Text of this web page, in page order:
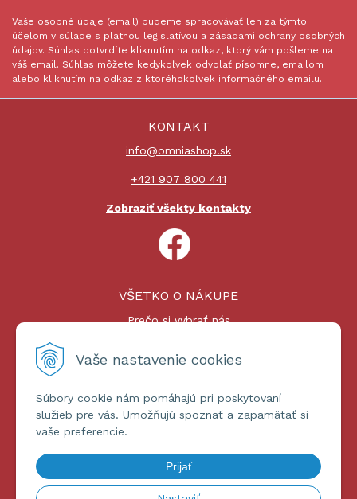
Vaše nastavenie cookies
Súbory cookie nám pomáhajú pri poskytovaní
služieb pre vás. Umožňujú spoznať a zapamätať si
vaše preferencie.
Prijať
Vaše osobné údaje (email) budeme spracovávať len za týmto
účelom v súlade s platnou legislatívou a zásadami ochrany osobných
údajov. Súhlas potvrdíte kliknutím na odkaz, ktorý vám pošleme na
váš email. Súhlas môžete kedykoľvek odvolať písomne, emailom
alebo kliknutím na odkaz z ktoréhokoľvek informačného emailu.
KONTAKT
info@omniashop.sk
+421 907 800 441
Zobraziť všekty kontakty
VŠETKO O NÁKUPE
Prečo si vybrať nás
Platby a doprava
ĎALŠIE INFORMÁCIE
Obchodné podmienky
Ochrana osobných údajov